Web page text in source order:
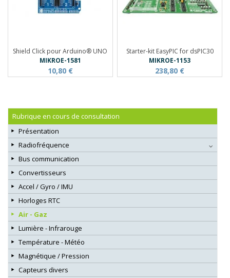
Shield Click pour Arduino® UNO
MIKROE-1581
10,80 €
Starter-kit EasyPIC for dsPIC30
MIKROE-1153
238,80 €
Rubrique en cours de consultation
Présentation
Radiofréquence
Bus communication
Convertisseurs
Accel / Gyro / IMU
Horloges RTC
Air - Gaz
Lumière - Infrarouge
Température - Météo
Magnétique / Pression
Capteurs divers